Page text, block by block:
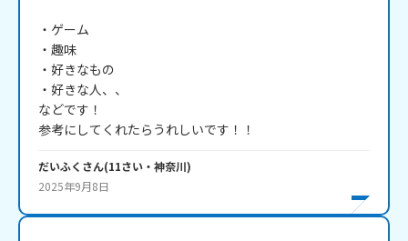
・ゲーム
・趣味
・好きなもの
・好きな人、、
などです！
参考にしてくれたらうれしいです！！
だいふく さん(11さい・ 神奈川)
2025年9月8日